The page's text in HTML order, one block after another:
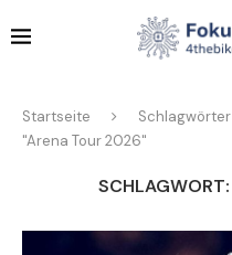
Startseite Schlagwörter
"Arena Tour 2026"
SCHLAGWORT: